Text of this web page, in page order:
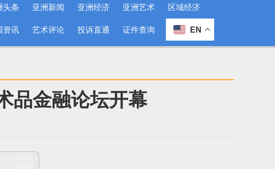
头条 亚洲新闻 亚洲经济 亚洲艺术 区域经济
资讯 艺术评论 投诉直通 证件查询 EN
品金融论坛开幕